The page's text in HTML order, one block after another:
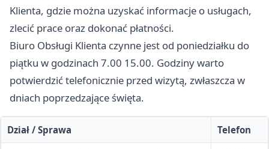
Klienta, gdzie można uzyskać informacje o usługach,
zlecić prace oraz dokonać płatności.
Biuro Obsługi Klienta czynne jest od poniedziałku do
piątku w godzinach 7.00 15.00. Godziny warto
potwierdzić telefonicznie przed wizytą, zwłaszcza w
dniach poprzedzające święta.
Dział / Sprawa Telefon